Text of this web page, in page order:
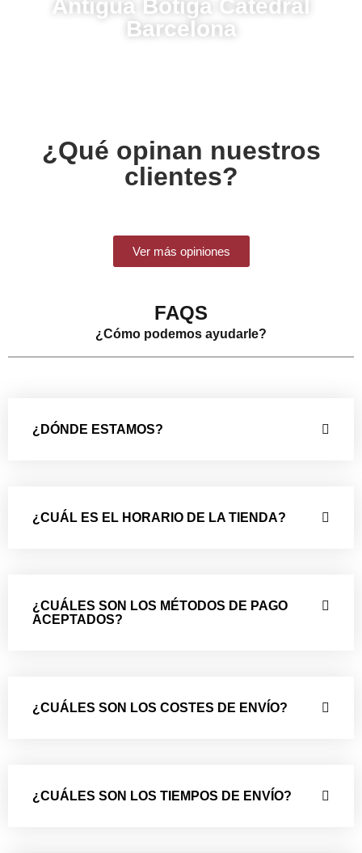
Antigua Botiga Catedral
Barcelona
¿Qué opinan nuestros
clientes?
Ver más opiniones
FAQS
¿Cómo podemos ayudarle?
¿DÓNDE ESTAMOS?
¿CUÁL ES EL HORARIO DE LA TIENDA?
¿CUÁLES SON LOS MÉTODOS DE PAGO
ACEPTADOS?
¿CUÁLES SON LOS COSTES DE ENVÍO?
¿CUÁLES SON LOS TIEMPOS DE ENVÍO?